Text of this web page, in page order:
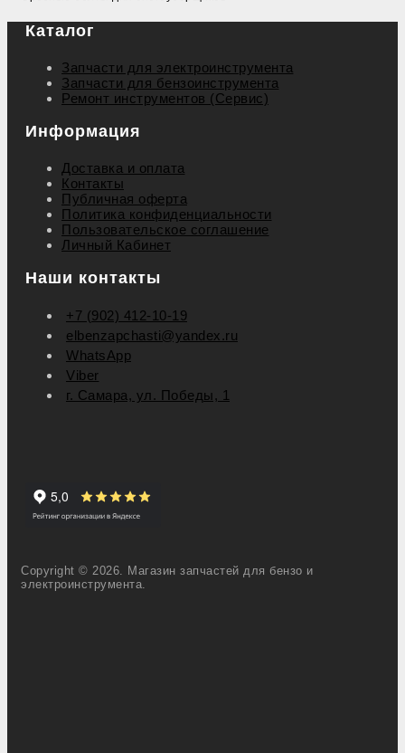
Каталог
Запчасти для электроинструмента
Запчасти для бензоинструмента
Ремонт инструментов (Сервис)
Информация
Доставка и оплата
Контакты
Публичная оферта
Политика конфиденциальности
Пользовательское соглашение
Личный Кабинет
Наши контакты
+7 (902) 412-10-19
elbenzapchasti@yandex.ru
WhatsApp
Viber
г. Самара, ул. Победы, 1
Copyright © 2026. Магазин запчастей для бензо и
электроинструмента.